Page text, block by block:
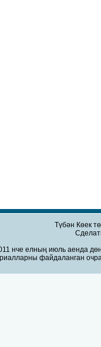
Түбән Көек
нче елның июль аенда
файдаланган